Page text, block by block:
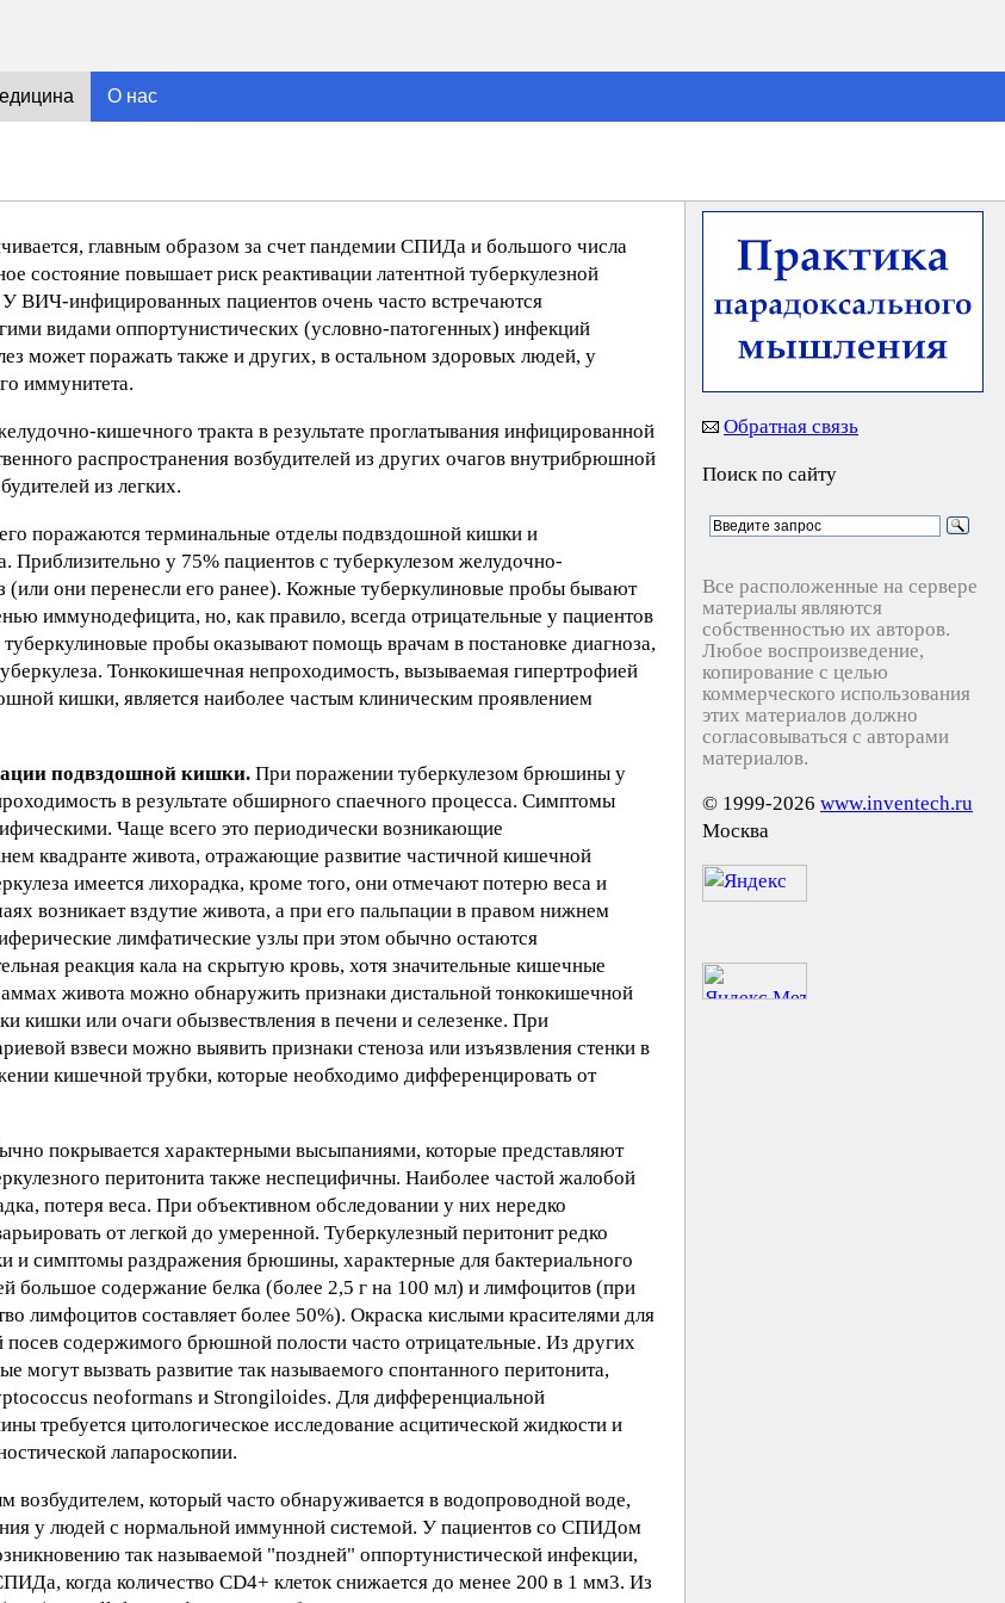
О нас
главным образом за счет пандемии СПИДа и большого числа
повышает риск реактивации латентной туберкулезной
ВИЧ-инфицированных пациентов очень часто встречаются
видами оппортунистических (условно-патогенных) инфекций
может поражать также и других, в остальном здоровых людей, у
иммунитета.
кишечного тракта в результате проглатывания инфицированной
распространения возбудителей из других очагов внутрибрюшной
из легких.
поражаются терминальные отделы подвздошной кишки и
Приблизительно у 75% пациентов с туберкулезом желудочно-
(или они перенесли его ранее). Кожные туберкулиновые пробы бывают
иммунодефицита, но, как правило, всегда отрицательные у пациентов
пробы оказывают помощь врачам в постановке диагноза,
Тонкокишечная непроходимость, вызываемая гипертрофией
кишки, является наиболее частым клиническим проявлением
подвздошной кишки. При поражении туберкулезом брюшины у
в результате обширного спаечного процесса. Симптомы
Чаще всего это периодически возникающие
квадранте живота, отражающие развитие частичной кишечной
имеется лихорадка, кроме того, они отмечают потерю веса и
возникает вздутие живота, а при его пальпации в правом нижнем
лимфатические узлы при этом обычно остаются
реакция кала на скрытую кровь, хотя значительные кишечные
живота можно обнаружить признаки дистальной тонкокишечной
кишки или очаги обызвествления в печени и селезенке. При
взвеси можно выявить признаки стеноза или изъязвления стенки в
кишечной трубки, которые необходимо дифференцировать от
покрывается характерными высыпаниями, которые представляют
перитонита также неспецифичны. Наиболее частой жалобой
потеря веса. При объективном обследовании у них нередко
от легкой до умеренной. Туберкулезный перитонит редко
симптомы раздражения брюшины, характерные для бактериального
большое содержание белка (более 2,5 г на 100 мл) и лимфоцитов (при
лимфоцитов составляет более 50%). Окраска кислыми красителями для
содержимого брюшной полости часто отрицательные. Из других
могут вызвать развитие так называемого спонтанного перитонита,
neoformans и Strongiloides. Для дифференциальной
требуется цитологическое исследование асцитической жидкости и
лапароскопии.
который часто обнаруживается в водопроводной воде,
у людей с нормальной иммунной системой. У пациентов со СПИДом
так называемой "поздней" оппортунистической инфекции,
когда количество CD4+ клеток снижается до менее 200 в 1 мм3. Из
Обратная связь
Поиск по сайту
Все расположенные на сервере
материалы являются
собственностью их авторов.
Любое воспроизведение,
копирование с целью
коммерческого использования
этих материалов должно
согласовываться с авторами
материалов.
© 1999-2026 www.inventech.ru
Москва